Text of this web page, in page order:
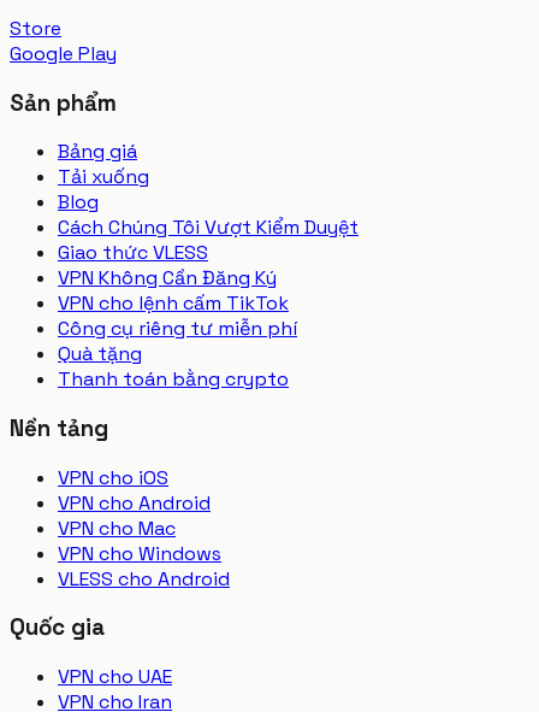
Store
Google Play
Sản phẩm
Bảng giá
Tải xuống
Blog
Cách Chúng Tôi Vượt Kiểm Duyệt
Giao thức VLESS
VPN Không Cần Đăng Ký
VPN cho lệnh cấm TikTok
Công cụ riêng tư miễn phí
Quà tặng
Thanh toán bằng crypto
Nền tảng
VPN cho iOS
VPN cho Android
VPN cho Mac
VPN cho Windows
VLESS cho Android
Quốc gia
VPN cho UAE
VPN cho Iran